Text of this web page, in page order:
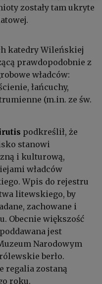
zostały tam ukryte
katedry Wileńskiej
prawdopodobnie z
władców:
łańcuchy,
(m.in. ze św.
podkreślił, że
stanowi
i kulturową,
władców
Wpis do rejestru
litewskiego, by
zachowane i
Obecnie większość
jest
Narodowym
berło.
regalia zostaną
roku.